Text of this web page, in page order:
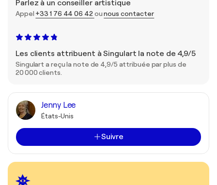
Parlez à un conseiller artistique
Appel +33 1 76 44 06 42 ounous contacter
Les clients attribuent à Singulart la note de 4,9/5
Singulart a reçu la note de 4,9/5 attribuée par plus de
20 000 clients.
Jenny Lee
États-Unis
Suivre